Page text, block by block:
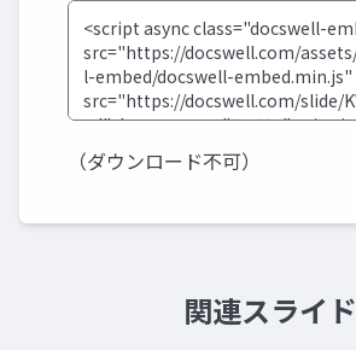
（ダウンロード不可）
関連スライド